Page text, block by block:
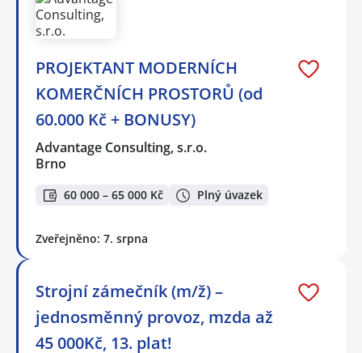
PROJEKTANT MODERNÍCH
KOMERČNÍCH PROSTORŮ (od
60.000 Kč + BONUSY)
Advantage Consulting, s.r.o.
Brno
60 000 – 65 000 Kč Plný úvazek
Zveřejněno: 7. srpna
Strojní zámečník (m/ž) –
jednosměnný provoz, mzda až
45 000Kč, 13. plat!